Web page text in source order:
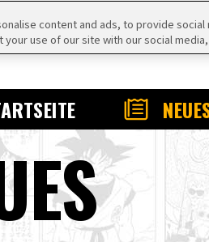
content and ads, to provide
use of our site with our social